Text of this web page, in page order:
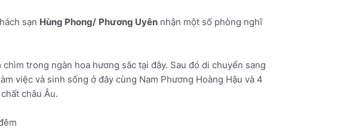
sạn Hùng Phong/ Phương Uyên nhận một số phòng nghĩ
chìm trong ngàn hoa hương sắc tại đây. Sau đó di chuyển sang
việc và sinh sống ở đây cùng Nam Phương Hoàng Hậu và 4
châu Âu.